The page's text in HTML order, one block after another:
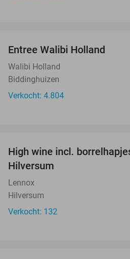
Entree Walibi Holland
Walibi Holland
Biddinghuizen
Verkocht: 4.804
High wine incl.
Hilversum
Lennox
Hilversum
Verkocht: 132